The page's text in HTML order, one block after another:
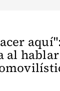
al hablar